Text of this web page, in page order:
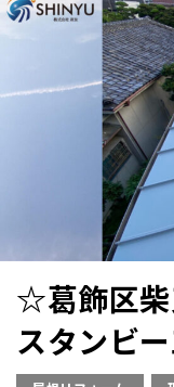
☆葛飾区
スタンビ